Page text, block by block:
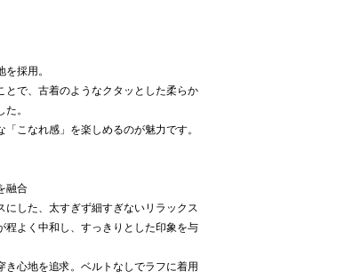
採用。
で、古着のようなクタッとした柔らか
。
こなれ感」を楽しめるのが魅力です。
融合
にした、太すぎず細すぎないリラックス
程よく中和し、すっきりとした印象を与
き心地を追求。ベルトなしでラフに着用